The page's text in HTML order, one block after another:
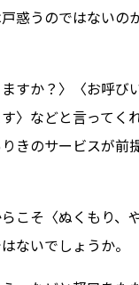
惑うのではないの
すか？〉〈お呼び
〉などと言ってく
きのサービスが前
こそ〈ぬくもり、
ないでしょうか。